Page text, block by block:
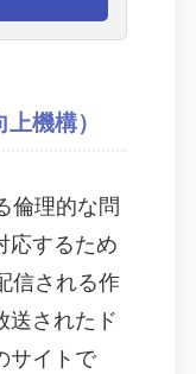
機構）
倫理的な問
応するため
信される作
送されたド
サイトで